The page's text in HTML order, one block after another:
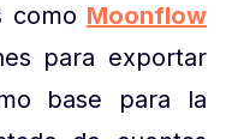
como Moonflow
para exportar
base para la